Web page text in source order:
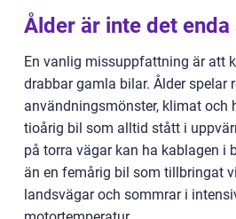
Ålder är inte det
En vanlig missuppfattning är att
drabbar gamla bilar. Ålder spelar
användningsmönster, klimat och
tioårig bil som alltid stått i
på torra vägar kan ha kablagen i
än en femårig bil som tillbringat
landsvägar och sommrar i